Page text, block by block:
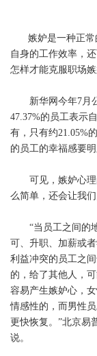
嫉妒是一种正常
自身的工作效率，
怎样才能克服职场嫉
新华网今年7月公
47.37%的员工表示
有，只有约21.05%
的员工的幸福感要
可见，嫉妒心理
么简单，还会让我
“当员工之间的地
可、升职、加薪或
利益冲突的员工之
的，给了其他人，
容易产生嫉妒心，
情感性的，而男性
更快恢复。”北京易
说。